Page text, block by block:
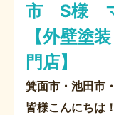
市 S様
【外壁塗
門店】
箕面市・池田市
皆様こんにちは！